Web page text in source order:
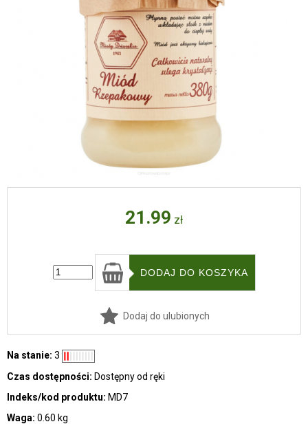
21.99 zł
Dodaj do ulubionych
Na stanie: 3
Czas dostępności: Dostępny od ręki
Indeks/kod produktu: MD7
Waga: 0.60 kg